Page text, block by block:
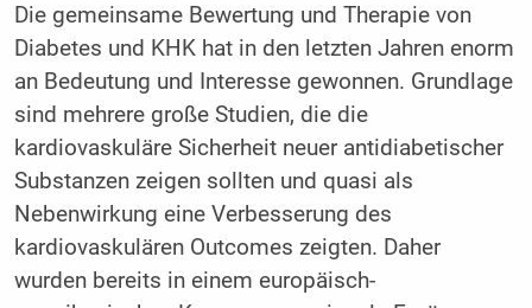
Die gemeinsame Bewertung und Therapie von
Diabetes und KHK hat in den letzten Jahren enorm
an Bedeutung und Interesse gewonnen. Grundlage
sind mehrere große Studien, die die
kardiovaskuläre Sicherheit neuer antidiabetischer
Substanzen zeigen sollten und quasi als
Nebenwirkung eine Verbesserung des
kardiovaskulären Outcomes zeigten. Daher
wurden bereits in einem europäisch-